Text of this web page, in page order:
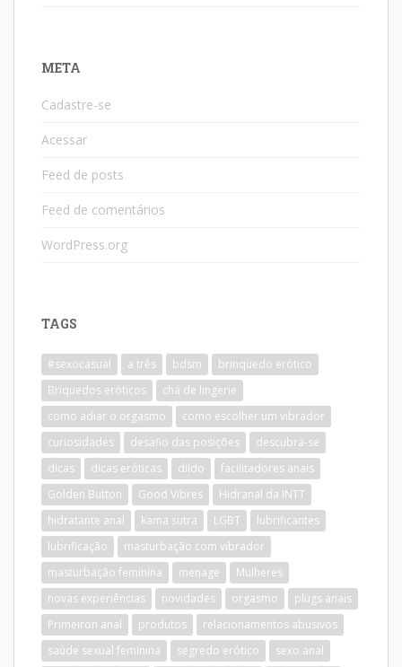
META
Cadastre-se
Acessar
Feed de posts
Feed de comentários
WordPress.org
TAGS
#sexocasual a três bdsm
brinquedo erótico
Briquedos eróticos
chá de lingerie
como adiar o orgasmo
como escolher um vibrador
curiosidades
desafio das posições
descubra-se
dicas
dicas eróticas dildo
facilitadores anais
Golden Button
Good Vibres
Hidranal da INTT
hidratante anal
kama sutra LGBT
lubrificantes
lubrificação
masturbação com vibrador
masturbação feminina
menage
Mulheres
novas experiências
novidades orgasmo
plugs anais
Primeiron anal
produtos
relacionamentos abusivos
saúde sexual feminina
segredo erótico
sexo anal